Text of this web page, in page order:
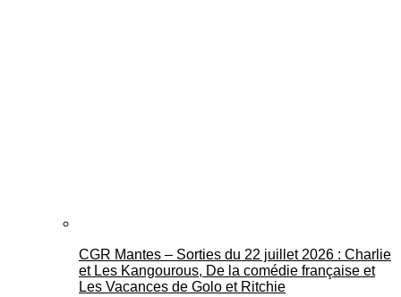
CGR Mantes – Sorties du 22 juillet 2026 : Charlie
et Les Kangourous, De la comédie française et
Les Vacances de Golo et Ritchie